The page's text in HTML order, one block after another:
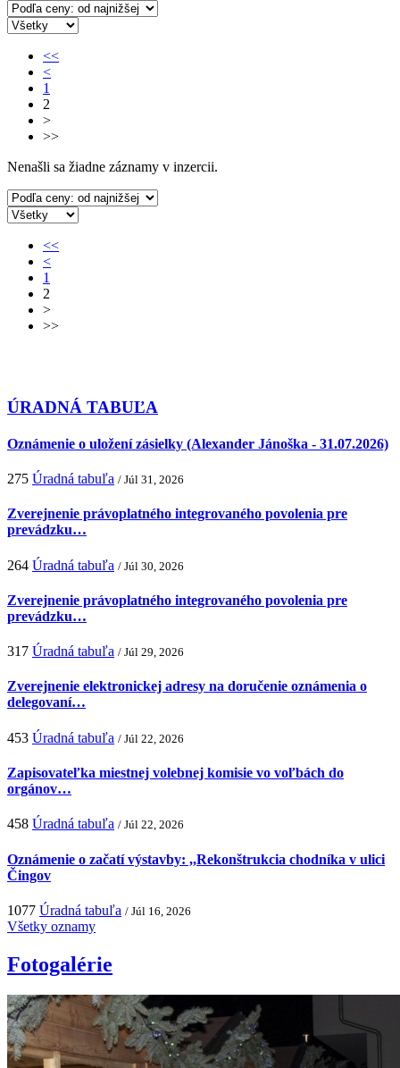
<<
<
1
2
>
>>
Nenašli sa žiadne záznamy v inzercii.
<<
<
1
2
>
>>
ÚRADNÁ TABUĽA
Oznámenie o uložení zásielky (Alexander Jánoška - 31.07.2026)
275 Úradná tabuľa / Júl 31, 2026
Zverejnenie právoplatného integrovaného povolenia pre
prevádzku…
264 Úradná tabuľa / Júl 30, 2026
Zverejnenie právoplatného integrovaného povolenia pre
prevádzku…
317 Úradná tabuľa / Júl 29, 2026
Zverejnenie elektronickej adresy na doručenie oznámenia o
delegovaní…
453 Úradná tabuľa / Júl 22, 2026
Zapisovateľka miestnej volebnej komisie vo voľbách do
orgánov…
458 Úradná tabuľa / Júl 22, 2026
Oznámenie o začatí výstavby: ,,Rekonštrukcia chodníka v ulici
Čingov
1077 Úradná tabuľa / Júl 16, 2026
Všetky oznamy
Fotogalérie